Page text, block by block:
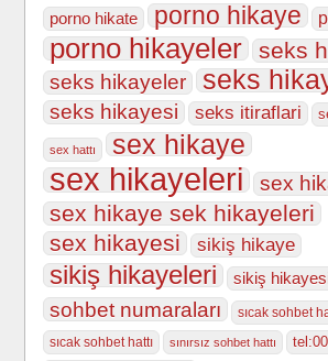
porno hikate
porno hikaye
porno hikayeler seks
seks hikayeler seks
seks hikayesi seks itiraflari
sex hattı sex hikaye
sex hikayeleri sex
sex hikaye sek hikayeleri
sex hikayesi
sikiş hikaye
sikiş hikayeleri sikiş
sohbet numaraları
sıcak sohbet
sıcak sohbet hattı
sınırsız sohbet hattı